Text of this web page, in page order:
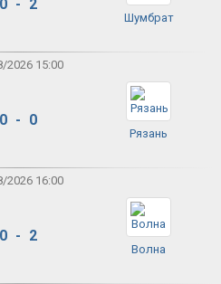
0 - 2
Шумбрат
2026 15:00
0 - 0
Рязань
2026 16:00
0 - 2
Волна